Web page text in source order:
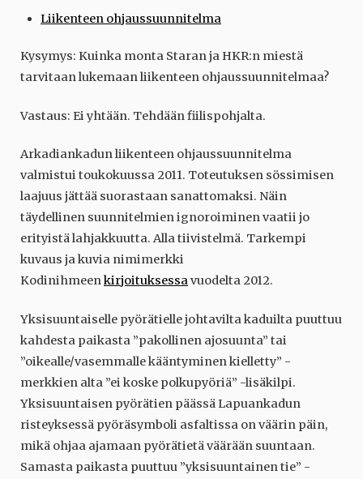
Liikenteen ohjaussuunnitelma
Kysymys: Kuinka monta Staran ja HKR:n miestä
tarvitaan lukemaan liikenteen ohjaussuunnitelmaa?
Vastaus: Ei yhtään. Tehdään fiilispohjalta.
Arkadiankadun liikenteen ohjaussuunnitelma
valmistui toukokuussa 2011. Toteutuksen sössimisen
laajuus jättää suorastaan sanattomaksi. Näin
täydellinen suunnitelmien ignoroiminen vaatii jo
erityistä lahjakkuutta. Alla tiivistelmä. Tarkempi
kuvaus ja kuvia nimimerkki
Kodinihmeenkirjoituksessavuodelta 2012.
Yksisuuntaiselle pyörätielle johtavilta kaduilta puuttuu
kahdesta paikasta ”pakollinen ajosuunta” tai
”oikealle/vasemmalle kääntyminen kielletty” -
merkkien alta ”ei koske polkupyöriä” -lisäkilpi.
Yksisuuntaisen pyörätien päässä Lapuankadun
risteyksessä pyöräsymboli asfaltissa on väärin päin,
mikä ohjaa ajamaan pyörätietä väärään suuntaan.
Samasta paikasta puuttuu ”yksisuuntainen tie” -